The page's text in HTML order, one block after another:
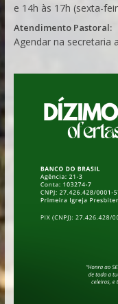
e 14h às 17h (sexta-
Atendimento Pastoral:
Agendar na secretaria